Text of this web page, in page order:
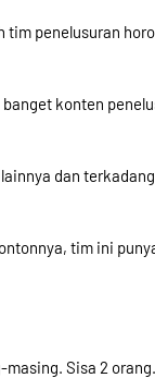
penelusuran
konten
dan
tim ini
Sisa 2